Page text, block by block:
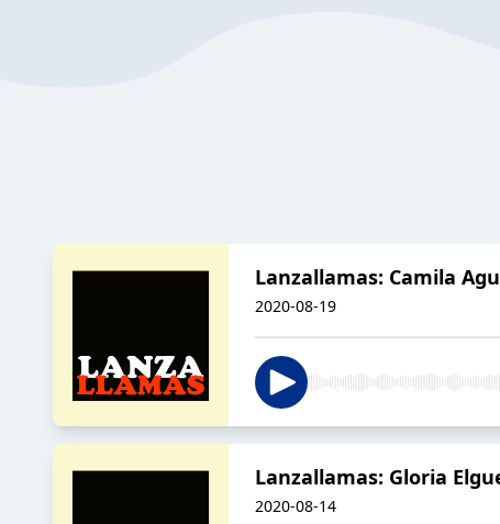
Lanzallamas: Camila
2020-08-19
Lanzallamas: Gloria
2020-08-14